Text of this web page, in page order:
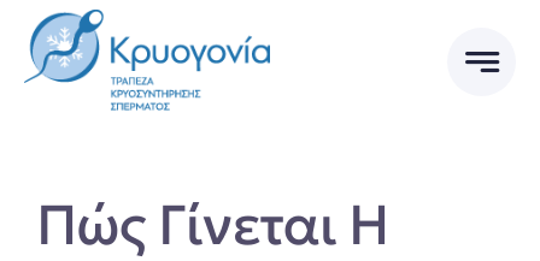
Skip
content
Πώς Γίνεται Η